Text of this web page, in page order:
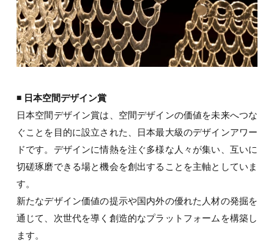
◾️ 日本空間デザイン賞
日本空間デザイン賞は、空間デザインの価値を未来へつな
ぐことを目的に設立された、日本最大級のデザインアワー
ドです。デザインに情熱を注ぐ多様な人々が集い、互いに
切磋琢磨できる場と機会を創出することを主軸としていま
す。
新たなデザイン価値の提示や国内外の優れた人材の発掘を
通じて、次世代を導く創造的なプラットフォームを構築し
ます。